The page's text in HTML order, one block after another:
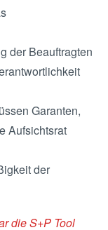
der Beauftragten
Garanten,
Aufsichtsrat
der
die S+P Tool